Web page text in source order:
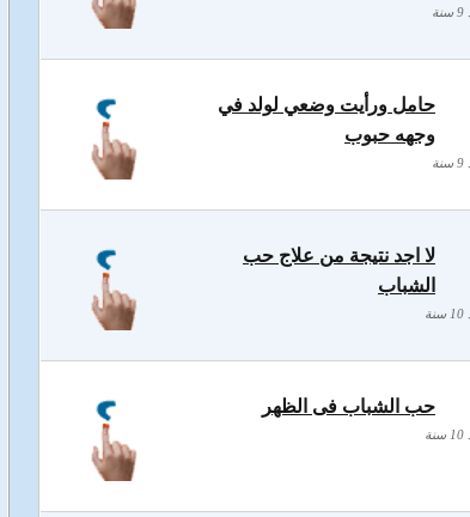
حامل ورأيت وضعي لولد في
وجهه حبوب
لا اجد نتيجة من علاج حب
الشباب
حب الشباب فى الظهر